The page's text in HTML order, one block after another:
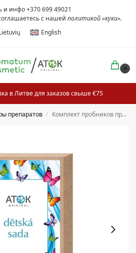
инфо +370 699 49021
с нашей политикой «куки».
English
0
в Литве для заказов свыше €75
препаратов / Комплект пробников препаратов детской серии